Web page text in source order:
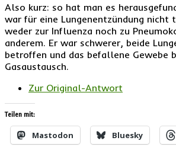
Also kurz: so hat man es
war für eine Lungenentzündung nicht
weder zur Influenza noch zu
anderem. Er war schwerer, beide
betroffen und das befallene Gewebe
Gasaustausch.
Zur Original-Antwort
Teilen mit:
Mastodon Bluesky